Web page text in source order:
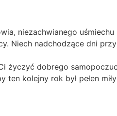
niezachwianego uśmiechu
Niech nadchodzące dni
życzyć dobrego
kolejny rok był pełen